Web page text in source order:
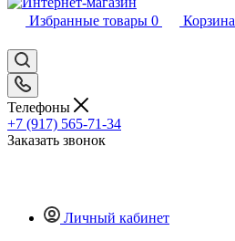
Избранные товары 0 Корзина
Телефоны
+7 (917) 565-71-34
Заказать звонок
Личный кабинет